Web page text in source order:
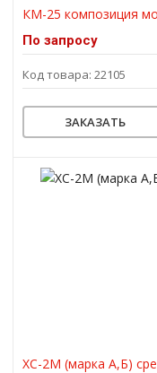
КМ-25 композиция
По запросу
Код товара: 22105
ЗАКАЗАТЬ
ХС-2М (марка А,Б)